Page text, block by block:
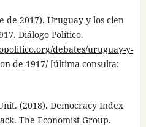
de 2017). Uruguay y los cien
Diálogo Político.
debates/uruguay-y-
de-1917/[última consulta:
(2018). Democracy Index
The Economist Group.